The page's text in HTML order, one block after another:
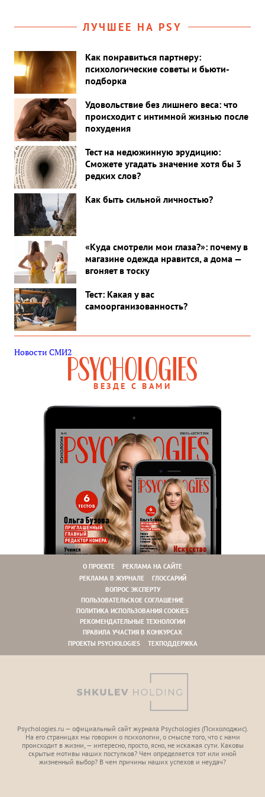
ЛУЧШЕЕ НА PSY
Как понравиться партнеру:
психологические советы и бьюти-
подборка
Удовольствие без лишнего веса: что
происходит с интимной жизнью после
похудения
Тест на недюжинную эрудицию:
Сможете угадать значение хотя бы 3
редких слов?
Как быть сильной личностью?
«Куда смотрели мои глаза?»: почему в
магазине одежда нравится, а дома —
вгоняет в тоску
Тест: Какая у вас
самоорганизованность?
Новости СМИ2
ВЕЗДЕ С ВАМИ
О ПРОЕКТЕ
РЕКЛАМА НА САЙТЕ
РЕКЛАМА В ЖУРНАЛЕ
ГЛОССАРИЙ
ВОПРОС ЭКСПЕРТУ
ПОЛЬЗОВАТЕЛЬСКОЕ СОГЛАШЕНИЕ
ПОЛИТИКА ИСПОЛЬЗОВАНИЯ COOKIES
РЕКОМЕНДАТЕЛЬНЫЕ ТЕХНОЛОГИИ
ПРАВИЛА УЧАСТИЯ В КОНКУРСАХ
ПРОЕКТЫ PSYCHOLOGIES
ТЕХПОДДЕРЖКА
Psychologies.ru — официальный сайт журнала Psychologies (Психoлоджиc).
На его страницах мы говорим о психологии, о смысле того, что с нами
происходит в жизни, — интересно, просто, ясно, не искажая сути. Каковы
скрытые мотивы наших поступков? Чем определяется тот или иной
жизненный выбор? В чем причины наших успехов и неудач?